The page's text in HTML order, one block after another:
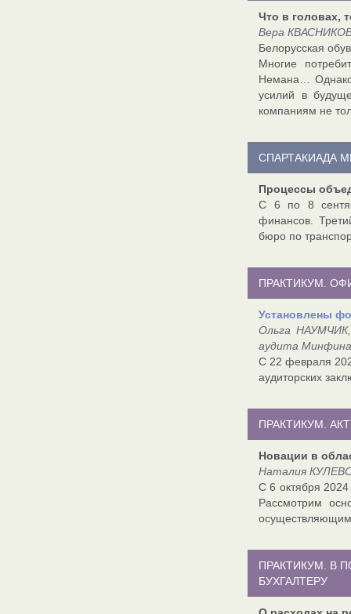
Что в головах,
Вера
Белорусская
Многие
Немана… Однако
усилий в
компаниям не
СПАРТАКИАДА
Процессы
С 6 по 8
финансов.
бюро по
ПРАКТИКУМ.
Установлены
Ольга НАУМЧИК,
аудита Минфина
С 22 февраля
аудиторских
ПРАКТИКУМ.
Новации в
Наталия
С 6 октября
Рассмотрим
осуществляющим
ПРАКТИКУМ. В
БУХГАЛТЕРУ